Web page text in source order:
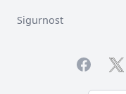
Sigurnost
Facebook